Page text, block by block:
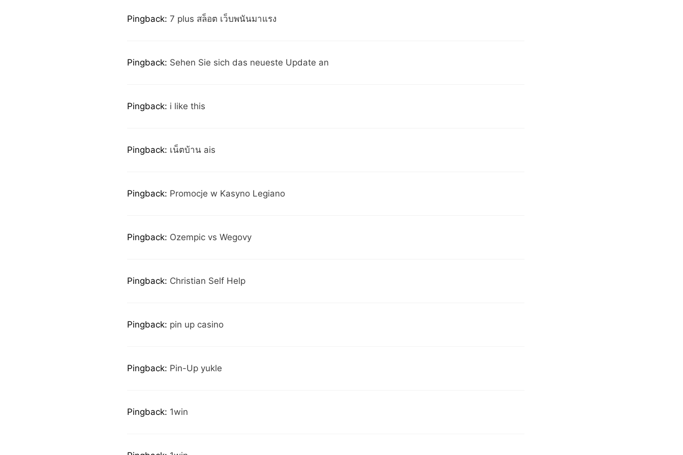
Pingback: 7 plus สล็อต เว็บพนันมาแรง
Pingback: Sehen Sie sich das neueste Update an
Pingback: i like this
Pingback: เน็ตบ้าน ais
Pingback: Promocje w Kasyno Legiano
Pingback: Ozempic vs Wegovy
Pingback: Christian Self Help
Pingback: pin up casino
Pingback: Pin-Up yukle
Pingback: 1win